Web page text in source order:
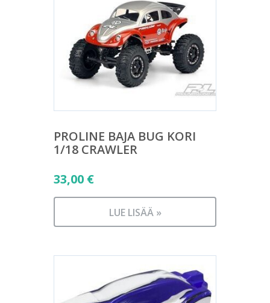
PROLINE BAJA BUG KORI
1/18 CRAWLER
33,00 €
LUE LISÄÄ »